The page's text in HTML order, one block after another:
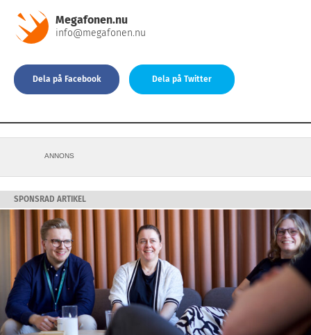
Megafonen.nu
info@megafonen.nu
Dela på Facebook Dela på Twitter
ANNONS
SPONSRAD ARTIKEL